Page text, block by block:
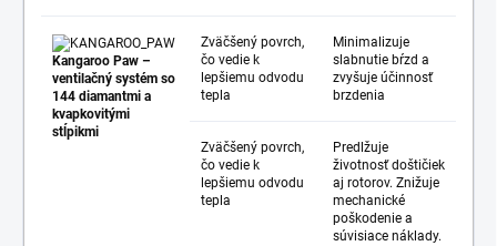
Kangaroo Paw –
ventilačný systém so
144 diamantmi a
kvapkovitými
stĺpikmi
Zväčšený povrch,
čo vedie k
lepšiemu odvodu
tepla
Minimalizuje
slabnutie bŕzd a
zvyšuje účinnosť
brzdenia
Zväčšený povrch,
čo vedie k
lepšiemu odvodu
tepla
Predlžuje
životnosť doštičiek
aj rotorov. Znižuje
mechanické
poškodenie a
súvisiace náklady.